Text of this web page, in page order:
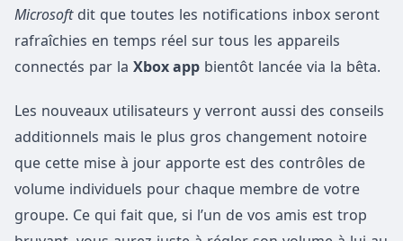
Microsoft dit que toutes les notifications inbox seront
rafraîchies en temps réel sur tous les appareils
connectés par la Xbox app bientôt lancée via la bêta.
Les nouveaux utilisateurs y verront aussi des conseils
additionnels mais le plus gros changement notoire
que cette mise à jour apporte est des contrôles de
volume individuels pour chaque membre de votre
groupe. Ce qui fait que, si l’un de vos amis est trop